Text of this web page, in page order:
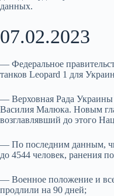
данных.
07.02.2023
— Федеральное
танков Leopard 1 для
— Верховная Рада
Василия Малюка. Новым
возглавлявший до этого
— По последним данным,
до 4544 человек, ранения
— Военное положение и
продлили на 90 дней;